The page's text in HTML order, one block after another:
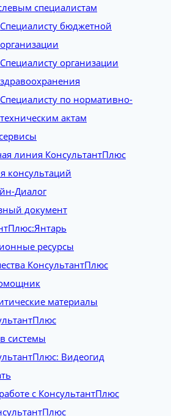
специалистам
Специалисту бюджетной
организации
Специалисту организации
здравоохранения
Специалисту по нормативно-
техническим актам
линия КонсультантПлюс
консультаций
Диалог
документ
ресурсы
КонсультантПлюс
материалы
системы
Видеогид
с КонсультантПлюс